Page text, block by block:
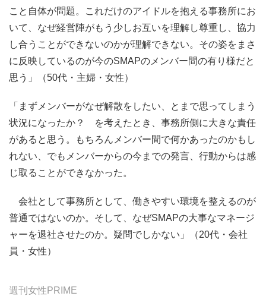
こと自体が問題。これだけのアイドルを抱える事務所にお
いて、なぜ経営陣がもう少しお互いを理解し尊重し、協力
し合うことができないのかが理解できない。その姿をまさ
に反映しているのが今のSMAPのメンバー間の有り様だと
思う」（50代・主婦・女性）
「まずメンバーがなぜ解散をしたい、とまで思ってしまう
状況になったか？ を考えたとき、事務所側に大きな責任
があると思う。もちろんメンバー間で何かあったのかもし
れない、でもメンバーからの今までの発言、行動からは感
じ取ることができなかった。
会社として事務所として、働きやすい環境を整えるのが
普通ではないのか。そして、なぜSMAPの大事なマネージ
ャーを退社させたのか。疑問でしかない」（20代・会社
員・女性）
週刊女性PRIME